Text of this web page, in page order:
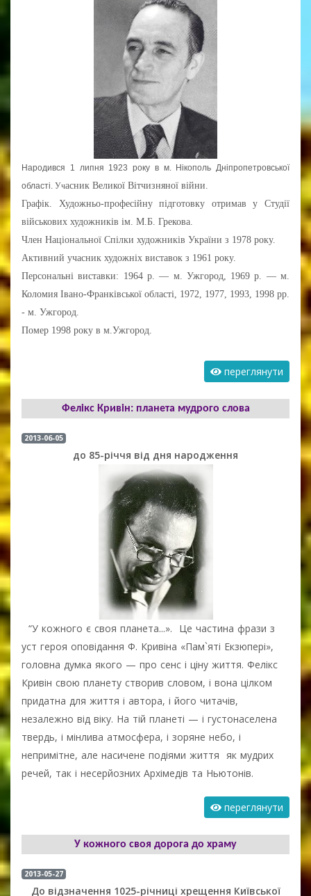
Народився 1 липня 1923 року в м. Нікополь Дніпропетровської
області. Учасник Великої Вітчизняної війни.
Графік. Художньо-професійну підготовку отримав у Студії
військових художників ім. М.Б. Грекова.
Член Національної Спілки художників України з 1978 року.
Активний учасник художніх виставок з 1961 року.
Персональні виставки: 1964 р. — м. Ужгород, 1969 р. — м.
Коломия Івано-Франківської області, 1972, 1977, 1993, 1998 pp.
- м. Ужгород.
Помер 1998 року в м.Ужгород.
переглянути
Фелікс Кривін: планета мудрого слова
2013-06-05
до 85-річчя від дня народження
“У кожного є своя планета...». Це частина фрази з
уст героя оповідання Ф. Кривіна «Пам`яті Екзюпері»,
головна думка якого — про сенс і ціну життя. Фелікс
Кривін свою планету створив словом, і вона цілком
придатна для життя і автора, і його читачів,
незалежно від віку. На тій планеті — і густонаселена
твердь, і мінлива атмосфера, і зоряне небо, і
непримітне, але насичене подіями життя як мудрих
речей, так і несерйозних Архімедів та Ньютонів.
переглянути
У кожного своя дорога до храму
2013-05-27
До відзначення 1025-річниці хрещення Київської